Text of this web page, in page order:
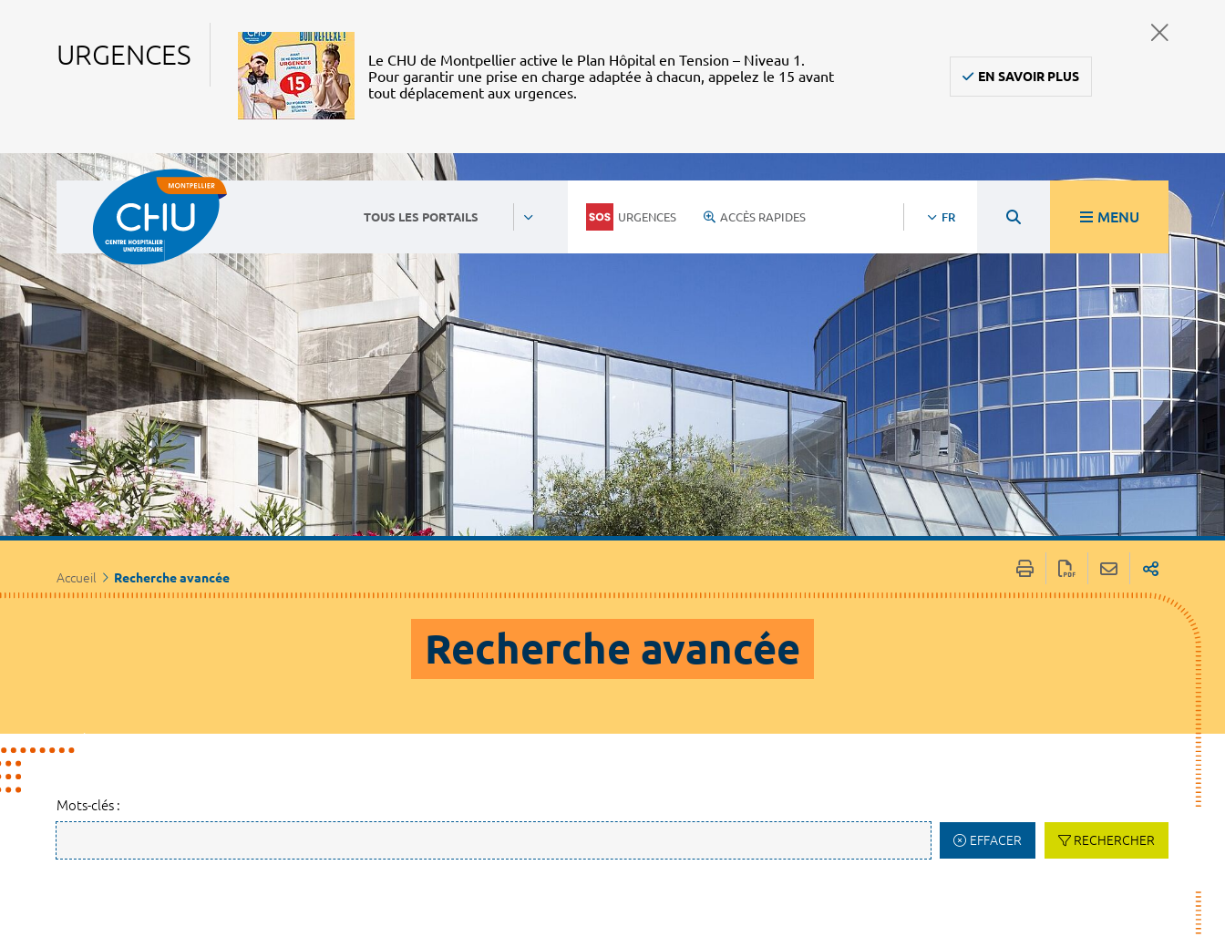
URGENCES
Le CHU de Montpellier active le Plan Hôpital en Tension – Niveau 1.
Pour garantir une prise en charge adaptée à chacun, appelez le 15 avant
tout déplacement aux urgences.
EN SAVOIR PLUS
TOUS LES PORTAILS URGENCES ACCÈS RAPIDES FR MENU
Accueil Recherche avancée
Recherche avancée
Mots-clés :
EFFACER RECHERCHER